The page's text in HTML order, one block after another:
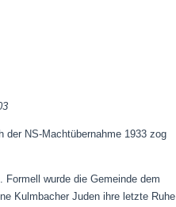
der NS-Machtübernahme 1933 zog
wurde die Gemeinde dem
Kulmbacher Juden ihre letzte Ruhe